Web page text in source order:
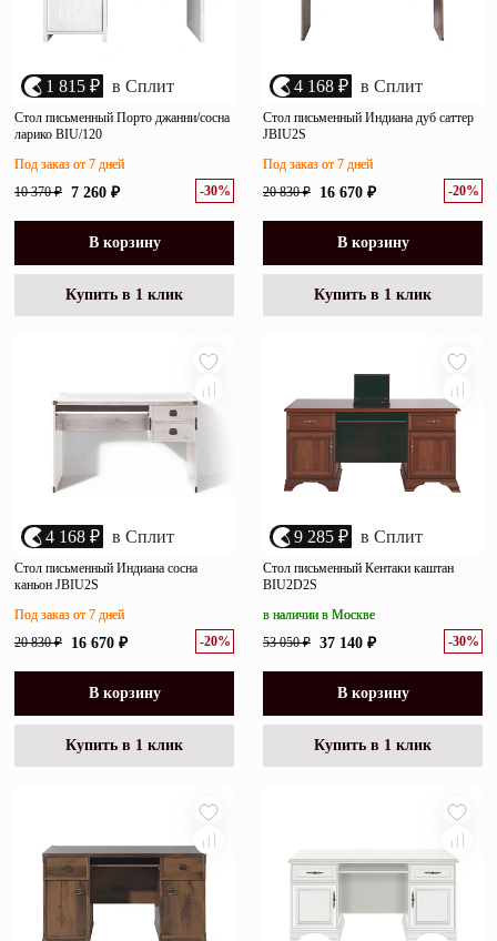
1 815 ₽ в Сплит
Стол письменный Порто джанни/сосна
ларико BIU/120
10 370 ₽ 7 260 ₽ -30%
Под заказ от 7 дней
В корзину
Купить в 1 клик
4 168 ₽ в Сплит
Стол письменный Индиана дуб саттер
JBIU2S
20 830 ₽ 16 670 ₽ -20%
Под заказ от 7 дней
В корзину
Купить в 1 клик
4 168 ₽ в Сплит
Стол письменный Индиана сосна
каньон JBIU2S
20 830 ₽ 16 670 ₽ -20%
Под заказ от 7 дней
В корзину
Купить в 1 клик
9 285 ₽ в Сплит
Стол письменный Кентаки каштан
BIU2D2S
53 050 ₽ 37 140 ₽ -30%
в наличии в Москве
В корзину
Купить в 1 клик